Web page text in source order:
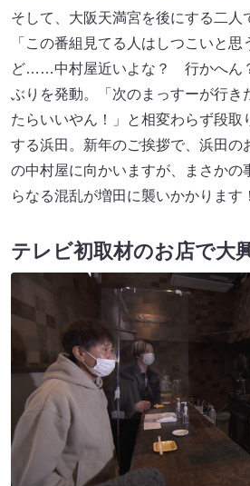
そして、大阪天満宮を後にする二人
「この番組見てる人はしつこいと思
ど……中村屋近いよな？ 行かへん
ぶりを発動。「次のまっすーが行き
たらいいやん！」と相変わらず段取
する浜田。新年のご挨拶で、浜田の
の中村屋に向かいますが、まさか
らなる混乱が増田に襲いかかります
テレビ初取材のお店で大